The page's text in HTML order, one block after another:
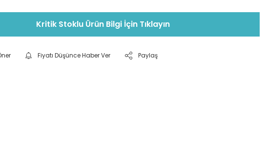
Kritik Stoklu Ürün Bilgi İçin Tıklayın
Fiyatı Düşünce Haber Ver Paylaş